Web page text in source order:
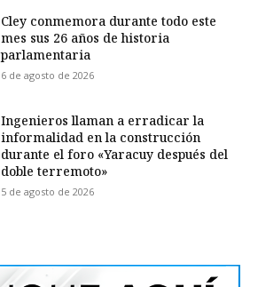
Cley conmemora durante todo este
mes sus 26 años de historia
parlamentaria
6 de agosto de 2026
Ingenieros llaman a erradicar la
informalidad en la construcción
durante el foro «Yaracuy después del
doble terremoto»
5 de agosto de 2026